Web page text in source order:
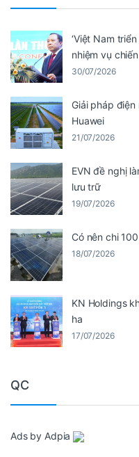
‘Việt Nam
nhiệm vụ
30/07/2026
Giải pháp
Huawei
21/07/2026
EVN đề nghị
lưu trữ
19/07/2026
Có nên chi
18/07/2026
KN Holdings
ha
17/07/2026
QC
Ads by Adpia